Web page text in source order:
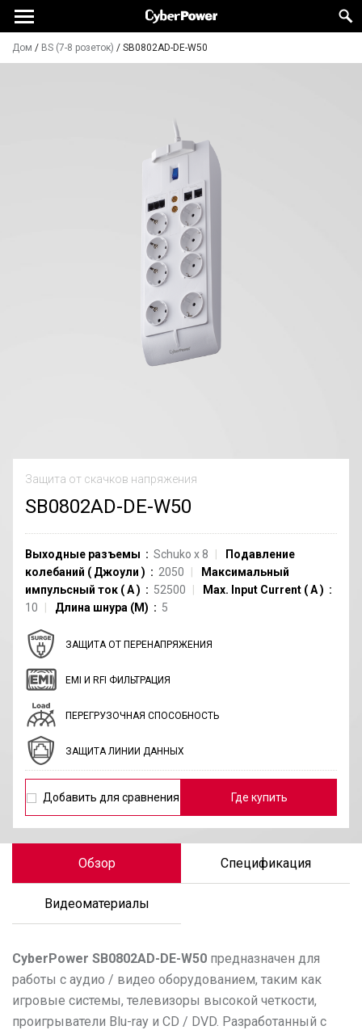
Дом / BS (7-8 розеток) / SB0802AD-DE-W50
Защита от скачков напряжения
SB0802AD-DE-W50
Выходные разъемы Schuko x8
Подавление
колебаний ( Джоули ) 2050
Максимальный
импульсный ток (A) 52500 Max. Input Current (A)
10
Длина шнура (M) 5
ЗАЩИТА ОТ ПЕРЕНАПРЯЖЕНИЯ
EMI И RFI ФИЛЬТРАЦИЯ
ПЕРЕГРУЗОЧНАЯ СПОСОБНОСТЬ
ЗАЩИТА ЛИНИИ ДАННЫХ
Добавить для сравнения Где купить
Обзор Спецификация
Видеоматериалы
CyberPower SB0802AD-DE-W50 предназначен для
работы с аудио / видео оборудованием, таким как
игровые системы, телевизоры высокой четкости,
проигрыватели Blu-ray и CD / DVD. Разработанный с